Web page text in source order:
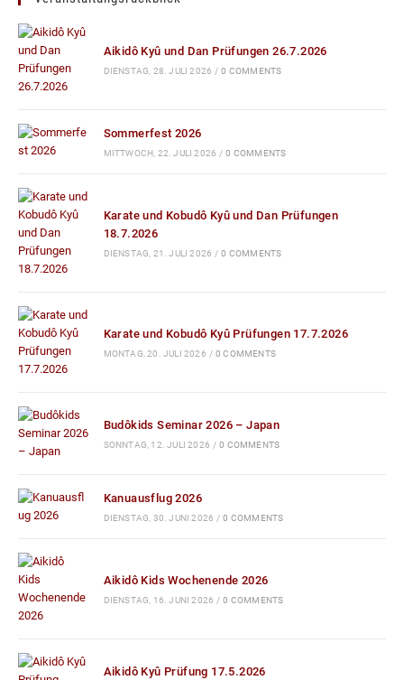
Aikidô Kyû und Dan Prüfungen 26.7.2026
DIENSTAG, 28. JULI 2026 / 0 COMMENTS
Sommerfest 2026
MITTWOCH, 22. JULI 2026 / 0 COMMENTS
Karate und Kobudô Kyû und Dan Prüfungen
18.7.2026
DIENSTAG, 21. JULI 2026 / 0 COMMENTS
Karate und Kobudô Kyû Prüfungen 17.7.2026
MONTAG, 20. JULI 2026 / 0 COMMENTS
Budôkids Seminar 2026 – Japan
SONNTAG, 12. JULI 2026 / 0 COMMENTS
Kanuausflug 2026
DIENSTAG, 30. JUNI 2026 / 0 COMMENTS
Aikidô Kids Wochenende 2026
DIENSTAG, 16. JUNI 2026 / 0 COMMENTS
Aikidô Kyû Prüfung 17.5.2026